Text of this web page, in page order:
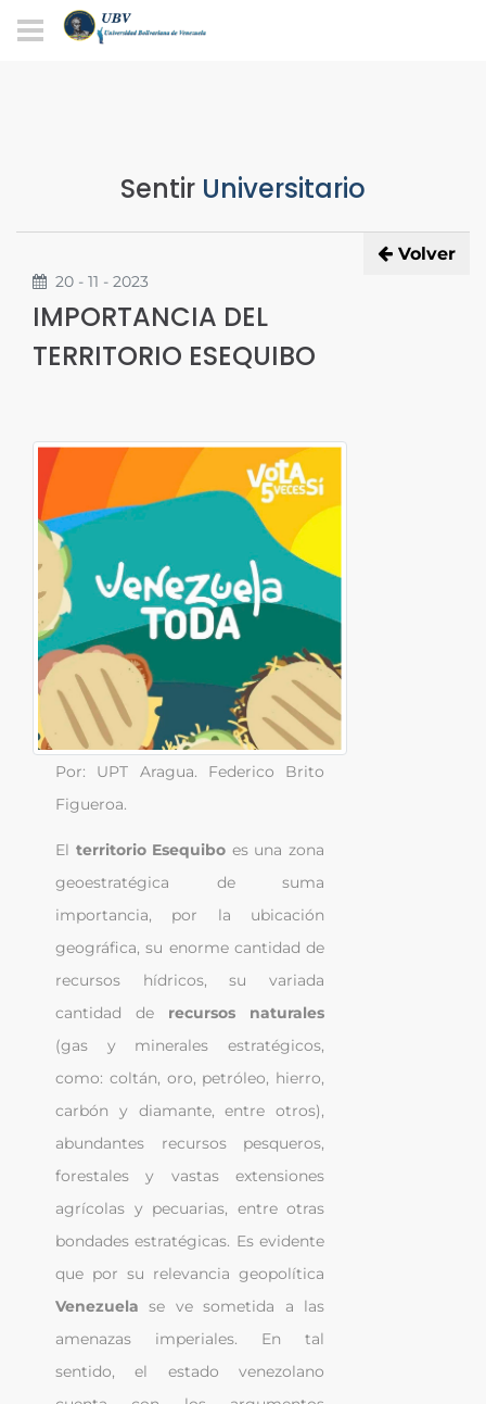
Sentir Universitario
Volver
20 - 11 - 2023
IMPORTANCIA DEL
TERRITORIO ESEQUIBO
Por: UPT Aragua. Federico Brito
Figueroa.
El territorio Esequibo es una zona
geoestratégica de suma
importancia, por la ubicación
geográfica, su enorme cantidad de
recursos hídricos, su variada
cantidad de recursos naturales
(gas y minerales estratégicos,
como: coltán, oro, petróleo, hierro,
carbón y diamante, entre otros),
abundantes recursos pesqueros,
forestales y vastas extensiones
agrícolas y pecuarias, entre otras
bondades estratégicas. Es evidente
Venezuela se ve sometida a las
amenazas imperiales. En tal
sentido, el estado venezolano